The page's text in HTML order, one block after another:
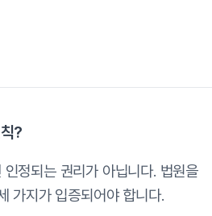
?
정되는 권리가 아닙니다. 법원을
가지가 입증되어야 합니다.